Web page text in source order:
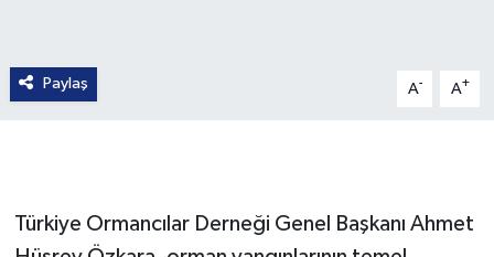
Paylaş A- A+
Türkiye Ormancılar Derneği Genel Başkanı Ahmet